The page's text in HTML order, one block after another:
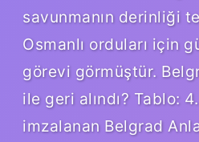
savunmanın derinliği
Osmanlı orduları için
görevi görmüştür.
ile geri alındı? Tablo:
imzalanan Belgrad